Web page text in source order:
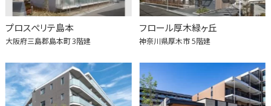
プロスぺリテ島本
大阪府三島郡島本町3階建
フロール厚木緑ヶ丘
神奈川県厚木市5階建